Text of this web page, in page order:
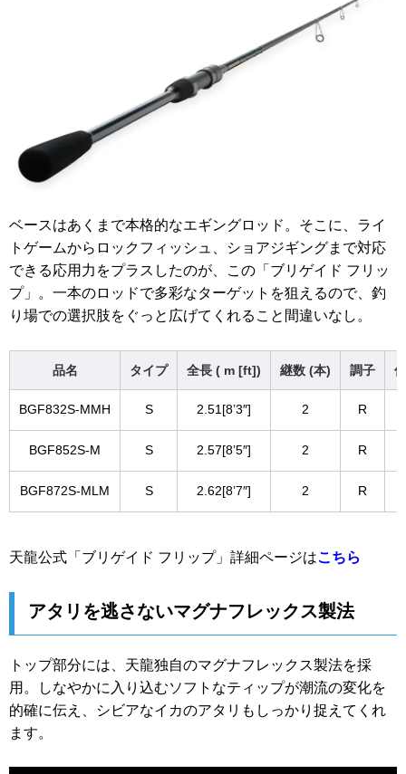
ベースはあくまで本格的なエギングロッド。そこに、ライ
トゲームからロックフィッシュ、ショアジギングまで対応
できる応用力をプラスしたのが、この「ブリゲイド フリッ
プ」。一本のロッドで多彩なターゲットを狙えるので、釣
り場での選択肢をぐっと広げてくれること間違いなし。
品名 タイプ 全長 ( m [ft]) 継数 (本) 調子
BGF832S-MMH S 2.51[8’3″] 2 R
BGF852S-M S 2.57[8’5″] 2 R
BGF872S-MLM S 2.62[8’7″] 2 R
天龍公式「ブリゲイド フリップ」詳細ページはこちら
アタリを逃さないマグナフレックス製法
トップ部分には、天龍独自のマグナフレックス製法を採
用。しなやかに入り込むソフトなティップが潮流の変化を
的確に伝え、シビアなイカのアタリもしっかり捉えてくれ
ます。